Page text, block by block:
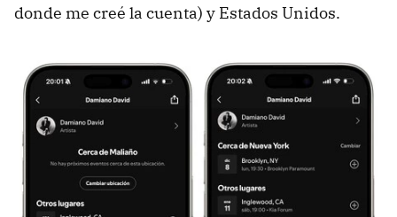
donde me creé la cuenta) y Estados Unidos.